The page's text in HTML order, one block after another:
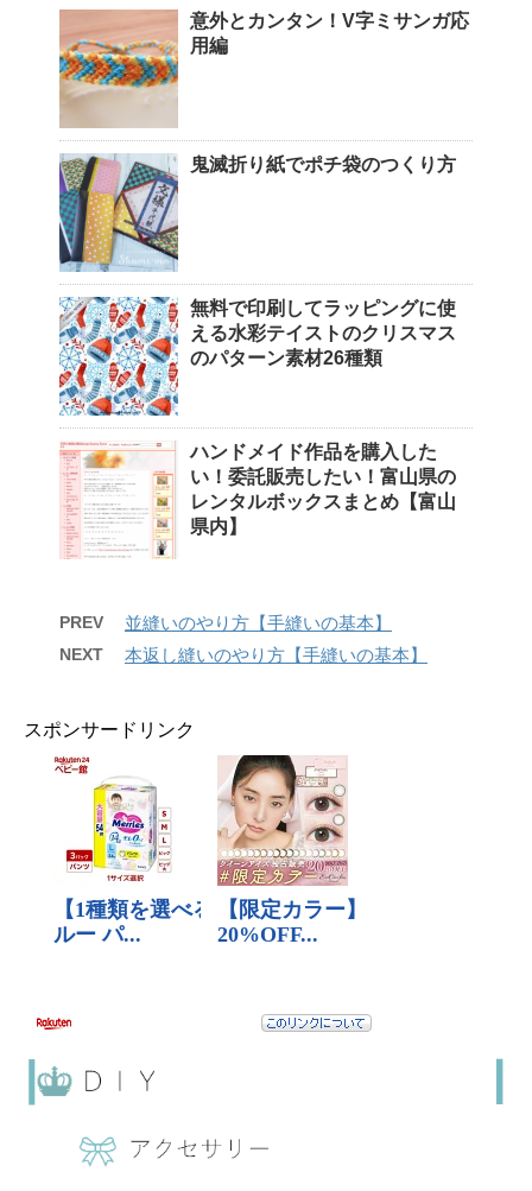
意外とカンタン！V字ミサンガ応
用編
鬼滅折り紙でポチ袋のつくり方
無料で印刷してラッピングに使
える水彩テイストのクリスマス
のパターン素材26種類
ハンドメイド作品を購入した
い！委託販売したい！富山県の
レンタルボックスまとめ【富山
県内】
PREV 並縫いのやり方【手縫いの基本】
NEXT 本返し縫いのやり方【手縫いの基本】
スポンサードリンク